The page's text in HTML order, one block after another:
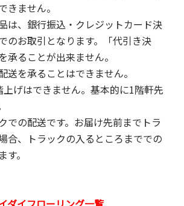
きません。
は、銀行振込・クレジットカード決
のお取引となります。「代引き決
承ることが出来ません。
を承ることはできません。
げはできません。基本的に1階軒先
での配送です。お届け先前までトラ
合、トラックの入るところまででの
。